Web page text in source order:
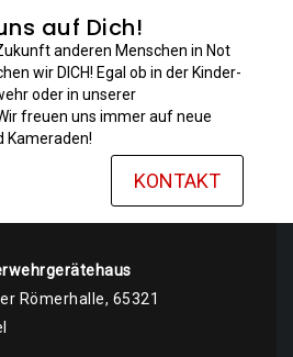
auf Dich!
anderen Menschen in Not
wir DICH! Egal ob in der Kinder-
oder in unserer
freuen uns immer auf neue
Kameraden!
KONTAKT
Römerhalle, 65321